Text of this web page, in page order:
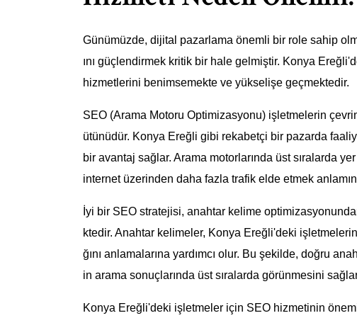
Günümüzde, dijital pazarlama önemli bir role sahip
ını güçlendirmek kritik bir hale gelmiştir. Konya
hizmetlerini benimsemekte ve yükselişe geçmektedir.
SEO (Arama Motoru Optimizasyonu) işletmelerin
ütünüdür. Konya Ereğli gibi rekabetçi bir pazarda
bir avantaj sağlar. Arama motorlarında üst sıralarda
internet üzerinden daha fazla trafik elde etmek
İyi bir SEO stratejisi, anahtar kelime
ktedir. Anahtar kelimeler, Konya Ereğli'deki
ğını anlamalarına yardımcı olur. Bu şekilde, doğru
in arama sonuçlarında üst sıralarda görünmesini
Konya Ereğli'deki işletmeler için SEO hizmetinin